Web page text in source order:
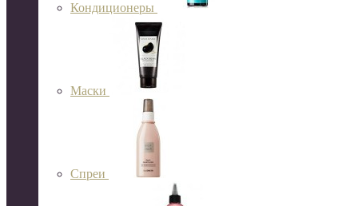
Кондиционеры
Маски
Спреи